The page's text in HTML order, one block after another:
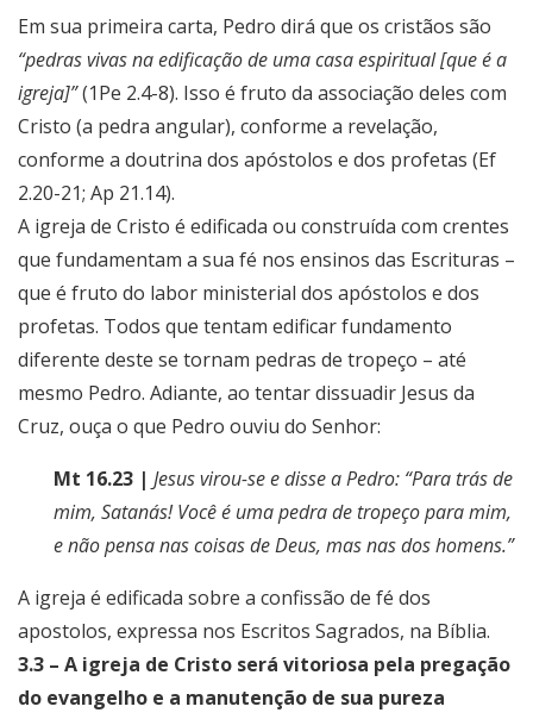
Em sua primeira carta, Pedro dirá que os cristãos são
“pedras vivas na edificação de uma casa espiritual [que é a
igreja]”(1Pe 2.4-8). Isso é fruto da associação deles com
Cristo (a pedra angular), conforme a revelação,
conforme a doutrina dos apóstolos e dos profetas (Ef
2.20-21; Ap 21.14).
A igreja de Cristo é edificada ou construída com crentes
que fundamentam a sua fé nos ensinos das Escrituras –
que é fruto do labor ministerial dos apóstolos e dos
profetas. Todos que tentam edificar fundamento
diferente deste se tornam pedras de tropeço – até
mesmo Pedro. Adiante, ao tentar dissuadir Jesus da
Cruz, ouça o que Pedro ouviu do Senhor:
Mt 16.23 | Jesus virou-se e disse a Pedro: “Para trás de
mim, Satanás! Você é uma pedra de tropeço para mim,
e não pensa nas coisas de Deus, mas nas dos homens.”
A igreja é edificada sobre a confissão de fé dos
apostolos, expressa nos Escritos Sagrados, na Bíblia.
3.3 – A igreja de Cristo será vitoriosa pela pregação
do evangelho e a manutenção de sua pureza